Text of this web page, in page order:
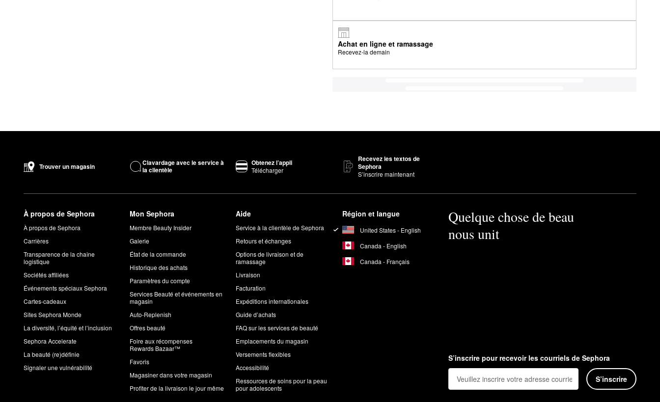
Achat en ligne et ramassage
Recevez-la demain
Trouver un magasin
Clavardage avec le service à
la clientèle
Obtenez l’appli
Télécharger
Recevez les textos de
Sephora
S’inscrire maintenant
À propos de Sephora
À propos de Sephora
Carrières
Transparence de la chaîne
logistique
Sociétés affiliées
Événements spéciaux Sephora
Cartes-cadeaux
Sites Sephora Monde
La diversité, l’équité et l’inclusion
Sephora Accelerate
La beauté (re)définie
Signaler une vulnérabilité
Mon Sephora
Membre Beauty Insider
Galerie
État de la commande
Historique des achats
Paramètres du compte
Services Beauté et événements en
magasin
Auto-Replenish
Offres beauté
Foire aux récompenses
Rewards Bazaar™
Favoris
Magasiner dans votre magasin
Profiter de la livraison le jour même
Aide
Service à la clientèle de Sephora
Retours et échanges
Options de livraison et de
ramassage
Livraison
Facturation
Expéditions internationales
Guide d’achats
FAQ sur les services de beauté
Emplacements du magasin
Versements flexibles
Accessibilité
Ressources de soins pour la peau
pour adolescents
Région et langue
United States - English
Canada - English
Canada - Français
Quelque chose de beau
nous unit
S’inscrire pour recevoir les courriels de Sephora
S’inscrire